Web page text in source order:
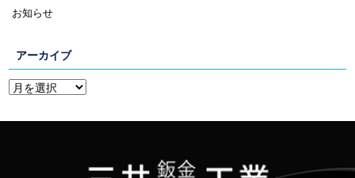
お知らせ
アーカイブ